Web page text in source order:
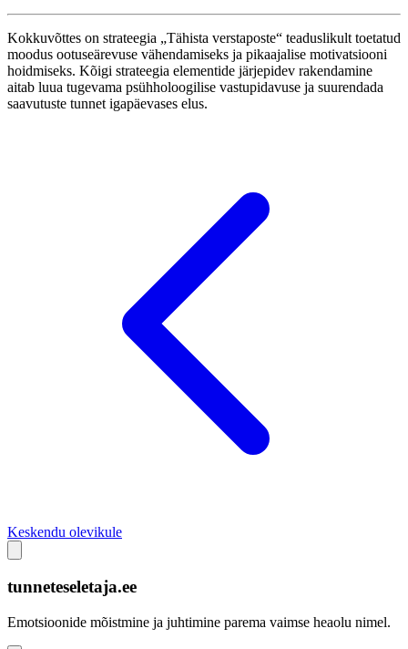
Kokkuvõttes on strateegia „Tähista verstaposte“ teaduslikult toetatud
moodus ootuseärevuse vähendamiseks ja pikaajalise motivatsiooni
hoidmiseks. Kõigi strateegia elementide järjepidev rakendamine
aitab luua tugevama psühholoogilise vastupidavuse ja suurendada
saavutuste tunnet igapäevases elus.
Keskendu olevikule
tunneteseletaja.ee
Emotsioonide mõistmine ja juhtimine parema vaimse heaolu nimel.